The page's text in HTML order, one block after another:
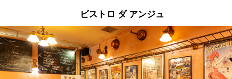
ビストロ ダ アンジュ